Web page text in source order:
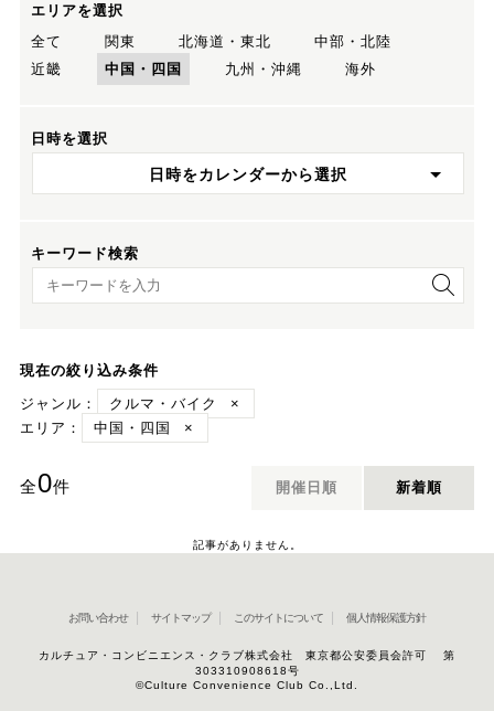
エリアを選択
全て
関東 北海道・東北
中部・北陸
近畿
中国・四国 九州・沖縄 海外
日時を選択
日時をカレンダーから選択
キーワード検索
キーワード検索
現在の絞り込み条件
ジャンル：
クルマ・バイク
×
エリア：
中国・四国 ×
全0件 開催日順 新着順
記事がありません。
お問い合わせ サイトマップ このサイトについて 個人情報保護方針
カルチュア・コンビニエンス・クラブ株式会社 東京都公安委員会許可 第
303310908618号
©Culture Convenience Club Co.,Ltd.